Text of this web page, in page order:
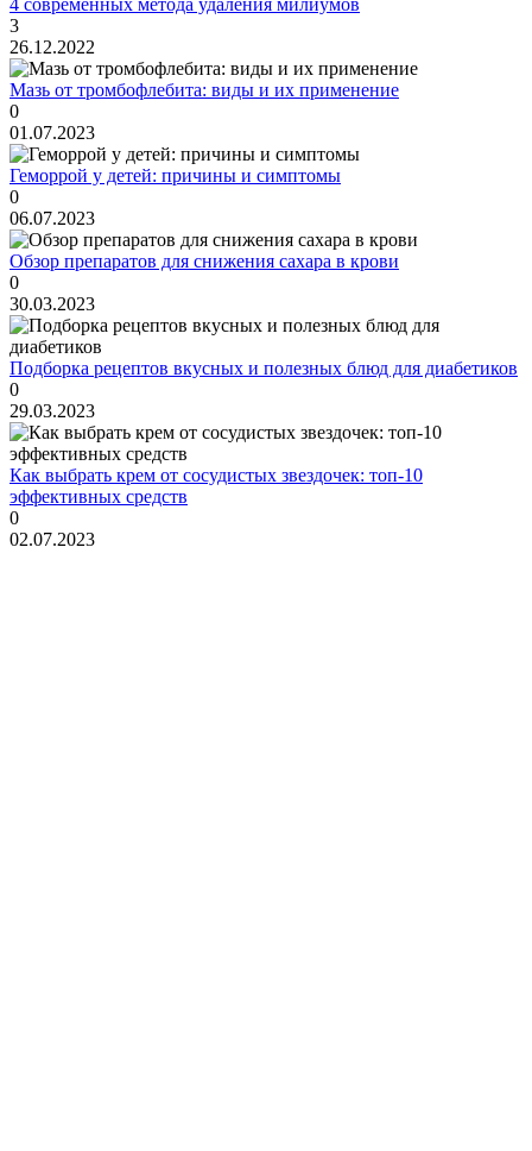
4 современных метода удаления милиумов
3
26.12.2022
Мазь от тромбофлебита: виды и их применение
0
01.07.2023
Геморрой у детей: причины и симптомы
0
06.07.2023
Обзор препаратов для снижения сахара в крови
0
30.03.2023
Подборка рецептов вкусных и полезных блюд для диабетиков
0
29.03.2023
Как выбрать крем от сосудистых звездочек: топ-10
эффективных средств
0
02.07.2023